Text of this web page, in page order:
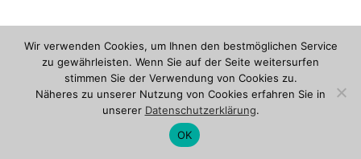
Wir verwenden Cookies, um Ihnen den bestmöglichen Service
zu gewährleisten. Wenn Sie auf der Seite weitersurfen
stimmen Sie der Verwendung von Cookies zu.
Näheres zu unserer Nutzung von Cookies erfahren Sie in
unserer Datenschutzerklärung.
OK